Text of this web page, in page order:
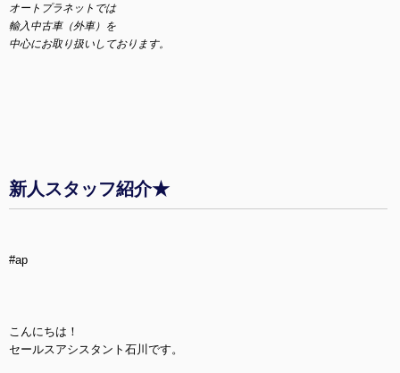
オートプラネットでは
輸入中古車（外車）を
中心にお取り扱いしております。
新人スタッフ紹介★
#ap
こんにちは！
セールスアシスタント石川です。